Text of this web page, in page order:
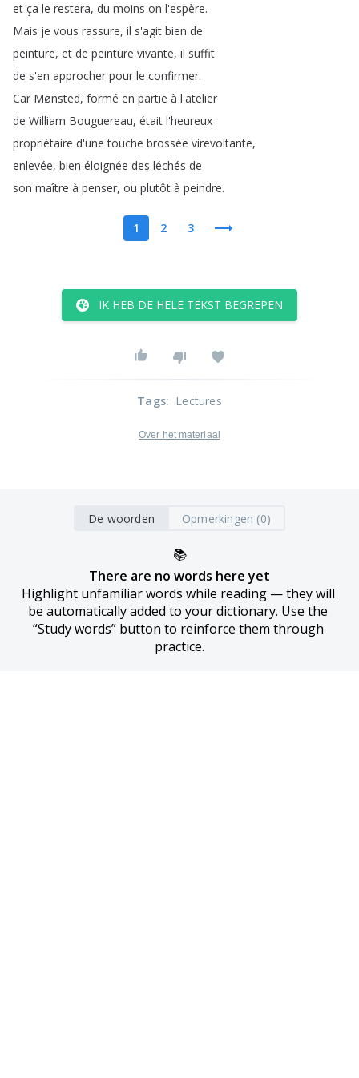
et ça le restera, du moins on l'espère.
Mais je vous rassure, il s'agit bien de
peinture, et de peinture vivante, il suffit
de s'en approcher pour le confirmer.
Car Mønsted, formé en partie à l'atelier
de William Bouguereau, était l'heureux
propriétaire d'une touche brossée virevoltante,
enlevée, bien éloignée des léchés de
son maître à penser, ou plutôt à peindre.
1 2 3
IK HEB DE HELE TEKST BEGREPEN
Tags: Lectures
Over het materiaal
De woorden Opmerkingen (0)
📚
There are no words here yet
Highlight unfamiliar words while reading — they will
be automatically added to your dictionary. Use the
“Study words” button to reinforce them through
practice.